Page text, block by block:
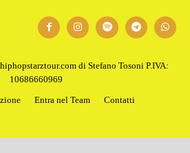
di Stefano Tosoni P.IVA:
10686660969
Entra nel Team Contatti